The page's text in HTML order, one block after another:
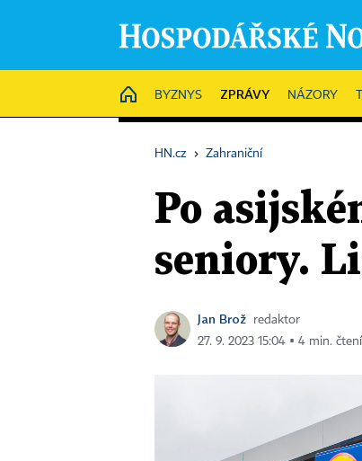
HOME
BYZNYS ZPRÁVY NÁZORY
HN.cz › Zahraniční
Po
seniory.
Jan Brož
redaktor
27. 9. 2023 15:04 ▪ 4 min. čtení